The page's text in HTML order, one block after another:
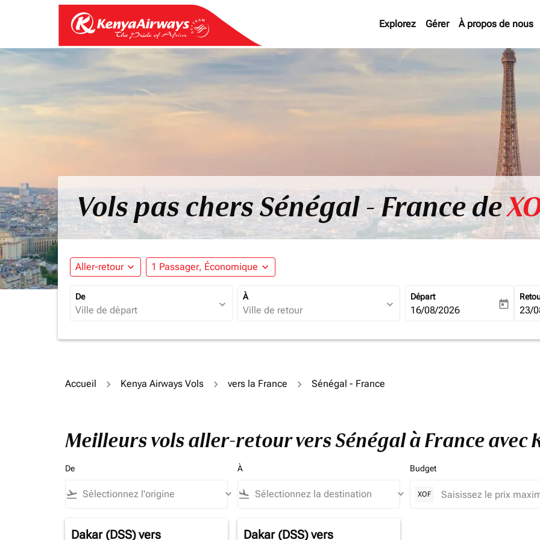
Explorez Gérer À propos de nous
Vols pas chers Sénégal - France de
Aller-retour expand_more 1 Passager, Économique expand_more
De
expand_more
À
expand_more
Départ
fc-booking-departure-date-
16/08/2026 today fc-
23/
Accueil Kenya Airways Vols vers la France Sénégal - France
Meilleurs vols aller-retour vers Sénégal à France avec
De
flight_takeoff keyboard_arrow_down
À
flight_land keyboard_arrow_down
Budget
XOF
Dakar (DSS)vers
Dakar (DSS)vers